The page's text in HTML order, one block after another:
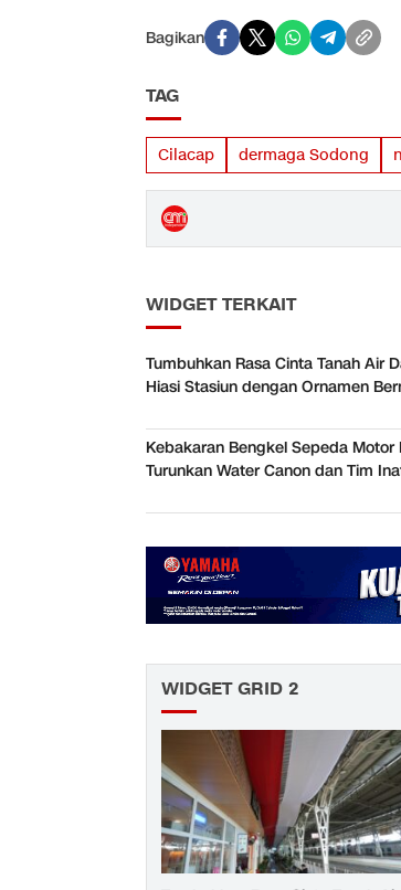
Bagikan
TAG
Cilacap dermaga Sodong
WIDGET TERKAIT
Tumbuhkan Rasa Cinta Tanah Air
Hiasi Stasiun dengan Ornamen
Kebakaran Bengkel Sepeda Motor
Turunkan Water Canon dan Tim
WIDGET GRID 2